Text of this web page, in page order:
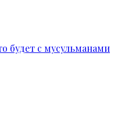
будет с мусульманами